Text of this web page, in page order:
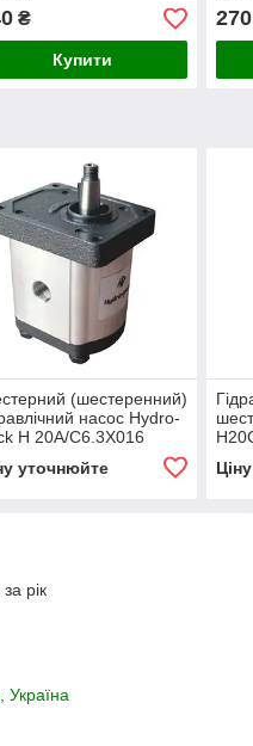
₴
Купити
270
(шестеренний)
насос Hydro-
H 20A/C6.3X016
уточнюйте
рік
Україна